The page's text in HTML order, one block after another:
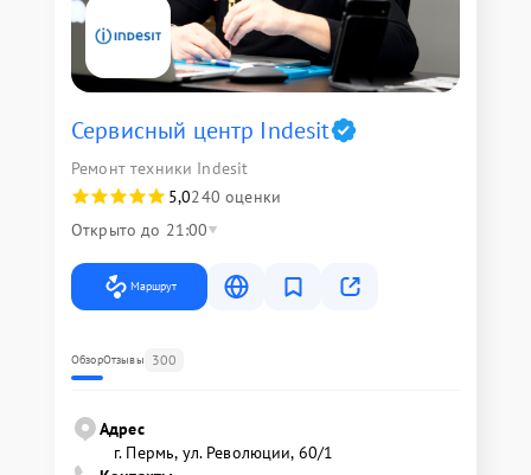
Сервисный центр Indesit
Ремонт техники Indesit
5,0240 оценки
Открыто до 21:00
Маршрут
ОбзорОтзывы 300
Адрес
г. Пермь, ул. ​Революции, 60/1